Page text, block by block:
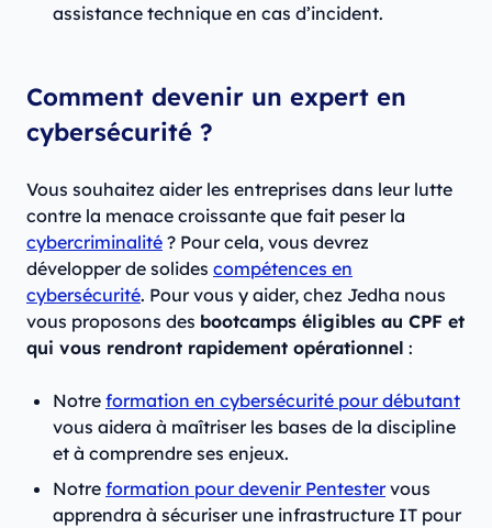
assistance technique en cas d’incident.
Comment devenir un expert en
cybersécurité ?
Vous souhaitez aider les entreprises dans leur lutte
contre la menace croissante que fait peser la
cybercriminalité ? Pour cela, vous devrez
développer de solides compétences en
cybersécurité. Pour vous y aider, chez Jedha nous
vous proposons des bootcamps éligibles au CPF et
qui vous rendront rapidement opérationnel :
Notre formation en cybersécurité pour débutant
vous aidera à maîtriser les bases de la discipline
et à comprendre ses enjeux.
Notre formation pour devenir Pentestervous
apprendra à sécuriser une infrastructure IT pour